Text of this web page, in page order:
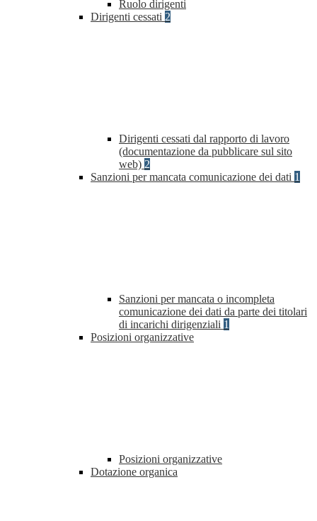
Ruolo dirigenti
Dirigenti cessati 2
Dirigenti cessati dal rapporto di lavoro
(documentazione da pubblicare sul sito
web) 2
Sanzioni per mancata comunicazione dei dati 1
Sanzioni per mancata o incompleta
comunicazione dei dati da parte dei titolari
di incarichi dirigenziali 1
Posizioni organizzative
Posizioni organizzative
Dotazione organica